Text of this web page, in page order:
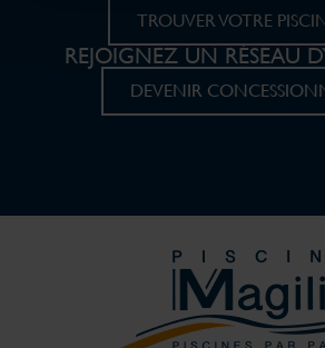
TROUVER VOTRE
REJOIGNEZ UN RÉSEAU
DEVENIR